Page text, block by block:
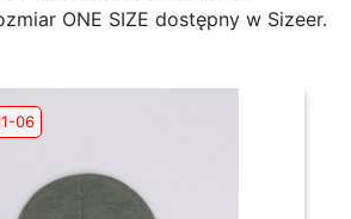
ONE SIZE dostępny w Sizeer.
06